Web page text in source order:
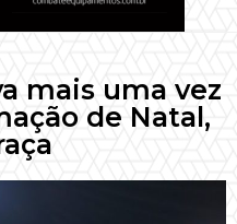
mais uma vez
de Natal,